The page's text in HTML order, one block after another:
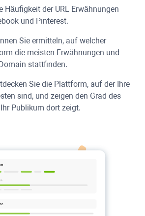
Häufigkeit der URL Erwähnungen
und Pinterest.
Sie ermitteln, auf welcher
die meisten Erwähnungen und
stattfinden.
Sie die Plattform, auf der Ihre
sind, und zeigen den Grad des
Publikum dort zeigt.